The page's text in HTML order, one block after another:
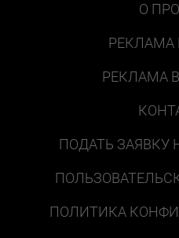
О
РЕКЛАМА
РЕКЛАМА
ПОДАТЬ
ПОЛИТИКА